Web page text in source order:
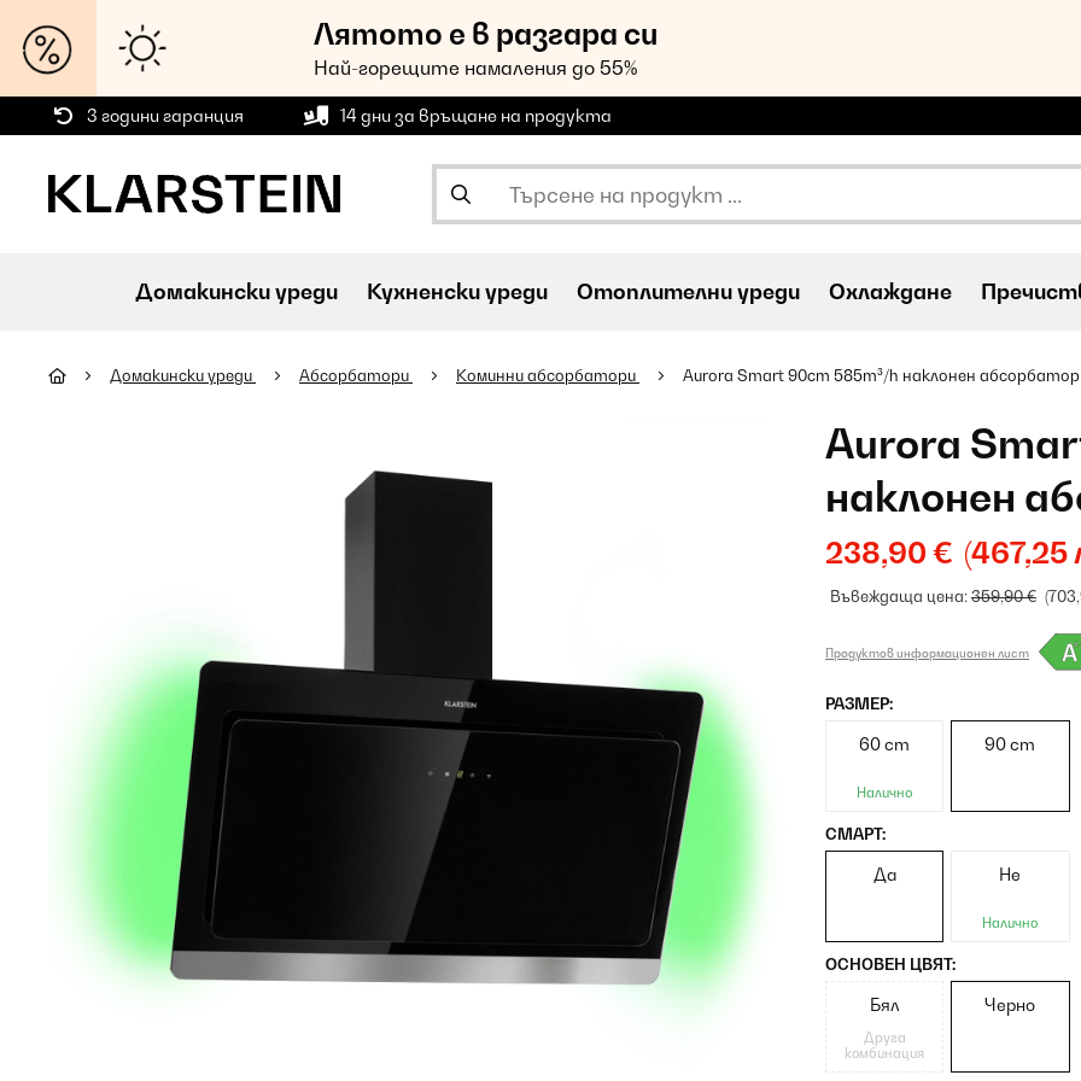
Лятото е в разгара си
Най-горещите намаления до 55%
3 години гаранция 14 дни за връщане на продукта
Домакински уреди Кухненски уреди Oтоплителни уреди Охлаждане
Домакински уреди Абсорбатори Коминни абсорбатори Aurora Smart 90cm 585m³/h наклонен
Aurora
наклонен
238,90 € (467,25
Въвеждаща цена:359,90 €
Продуктов информационен лист
РАЗМЕР:
60 cm
Налично
90 cm
СМАРТ:
Да Не
Налично
ОСНОВЕН ЦВЯТ:
Бял
Друга
комбинация
Черно